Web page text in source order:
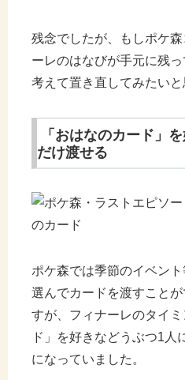
残念でしたが、もしポケ
ーレのはなびが手元に残
考えて置き直してみたいと
「おはなのカード」
だけ渡せる
ポケ森では季節のイベン
選んでカードを渡すこと
すが、フィナーレのタイ
ド」を好きなどうぶつ1人
になっていました。